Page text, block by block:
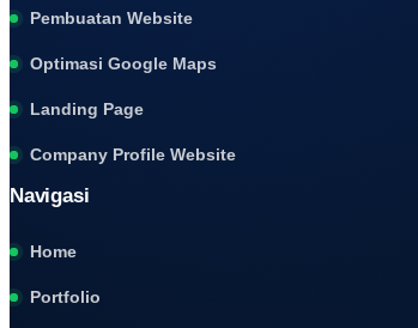
Pembuatan Website
Optimasi Google Maps
Landing Page
Company Profile Website
Navigasi
Home
Portfolio